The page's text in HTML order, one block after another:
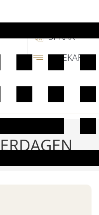
SPRÅK
SIDEKART